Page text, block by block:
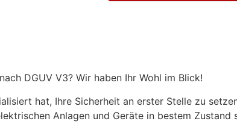
DGUV V3? Wir haben Ihr Wohl im Blick!
hat, Ihre Sicherheit an erster Stelle zu
Anlagen und Geräte in bestem